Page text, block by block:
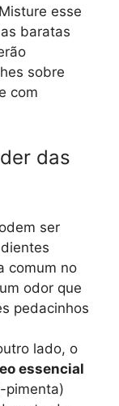
esse
baratas
sobre
com
das
ser
comum no
odor que
pedacinhos
lado, o
essencial
pimenta)